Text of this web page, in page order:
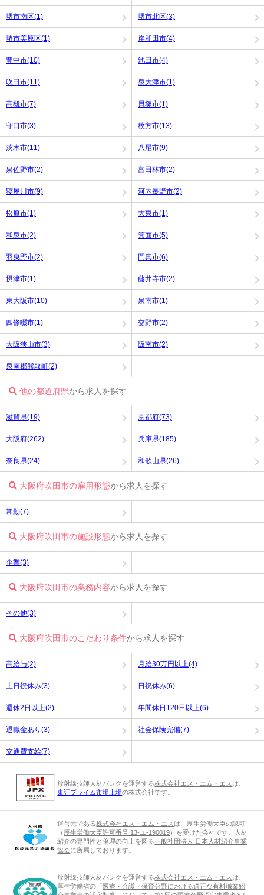
堺市南区(1) 堺市北区(3)
堺市美原区(1) 岸和田市(4)
豊中市(10) 池田市(4)
吹田市(11) 泉大津市(1)
高槻市(7) 貝塚市(1)
守口市(3) 枚方市(13)
茨木市(11) 八尾市(9)
泉佐野市(2) 富田林市(2)
寝屋川市(9) 河内長野市(2)
松原市(1) 大東市(1)
和泉市(2) 箕面市(5)
羽曳野市(2) 門真市(6)
摂津市(1) 藤井寺市(2)
東大阪市(10) 泉南市(1)
四條畷市(1) 交野市(2)
大阪狭山市(3) 阪南市(2)
泉南郡熊取町(2)
他の都道府県から求人を探す
滋賀県(19) 京都府(73)
大阪府(262) 兵庫県(185)
奈良県(24) 和歌山県(26)
大阪府吹田市の雇用形態から求人を探す
常勤(7)
大阪府吹田市の施設形態から求人を探す
企業(3)
大阪府吹田市の業務内容から求人を探す
その他(3)
大阪府吹田市のこだわり条件から求人を探す
高給与(2) 月給30万円以上(4)
土日祝休み(3) 日祝休み(6)
週休2日以上(2) 年間休日120日以上(6)
退職金あり(3) 社会保険完備(7)
交通費支給(7)
放射線技師人材バンクを運営する株式会社エス・エム・エスは、
東証プライム市場上場の株式会社です。
運営元である株式会社エス・エム・エスは、厚生労働大臣の認可
（ 厚生労働大臣許可番号 13-ユ-190019）を受けた会社です。人材
紹介の専門性と倫理の向上を図る一般社団法人 日本人材紹介事業
協会に所属しております。
放射線技師人材バンクを運営する株式会社エス・エム・エスは、
厚生労働省の「 医療・介護・保育分野における適正な有料職業紹